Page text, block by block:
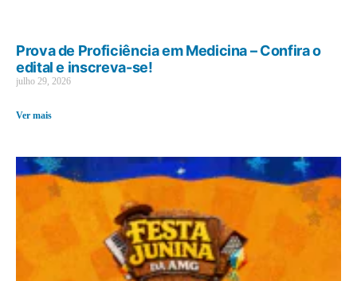
Prova de Proficiência em Medicina – Confira o
edital e inscreva-se!
julho 29, 2026
Ver mais